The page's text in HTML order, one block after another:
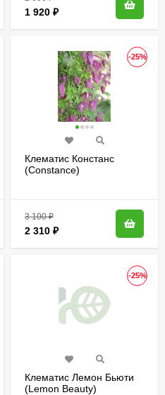
1 920 ₽
-25%
Клематис Констанс
(Constance)
3 100₽
2 310 ₽
-25%
Клематис Лемон Бьюти
(Lemon Beauty)